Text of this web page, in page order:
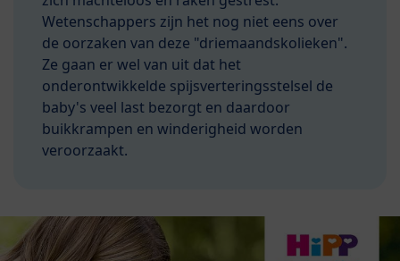
Wetenschappers zijn het nog niet eens over
de oorzaken van deze "driemaandskolieken".
Ze gaan er wel van uit dat het
onderontwikkelde spijsverteringsstelsel de
baby's veel last bezorgt en daardoor
buikkrampen en winderigheid worden
veroorzaakt.